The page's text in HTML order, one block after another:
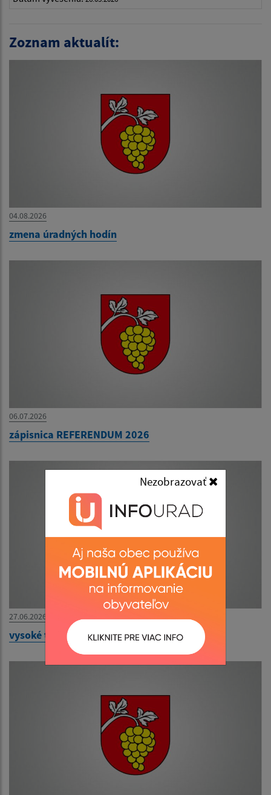
Nezobrazovať
Zoznam aktualít:
04.08.2026
zmena úradných hodín
06.07.2026
zápisnica REFERENDUM 2026
27.06.2026
vysoké teploty